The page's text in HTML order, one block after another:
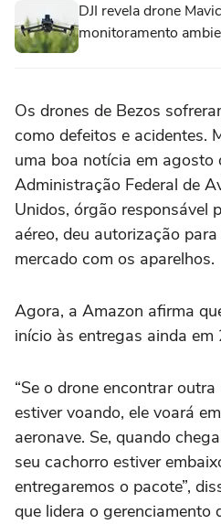
DJI revela drone
monitoramento
Os drones de Bezos
como defeitos e acidentes.
uma boa notícia em agosto
Administração Federal de
Unidos, órgão responsável
aéreo, deu autorização
mercado com os aparelhos.
Agora, a Amazon afirma
início às entregas ainda em
“Se o drone encontrar
estiver voando, ele voará
aeronave. Se, quando
seu cachorro estiver
entregaremos o pacote”,
que lidera o gerenciamento